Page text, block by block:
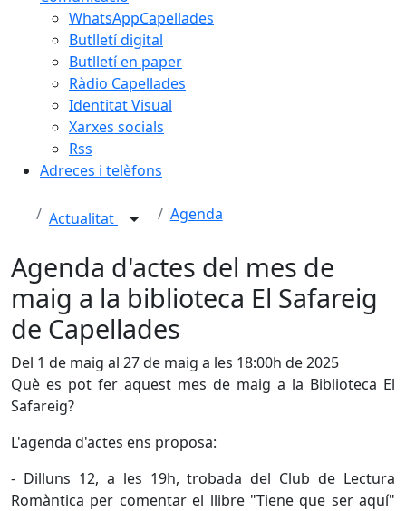
WhatsAppCapellades
Butlletí digital
Butlletí en paper
Ràdio Capellades
Identitat Visual
Xarxes socials
Rss
Adreces i telèfons
Actualitat Agenda
Agenda d'actes del mes de
maig a la biblioteca El Safareig
de Capellades
Del 1 de maig al 27 de maig a les 18:00h de 2025
Què es pot fer aquest mes de maig a la Biblioteca El
Safareig?
L'agenda d'actes ens proposa:
- Dilluns 12, a les 19h, trobada del Club de Lectura
Romàntica per comentar el llibre "Tiene que ser aquí"